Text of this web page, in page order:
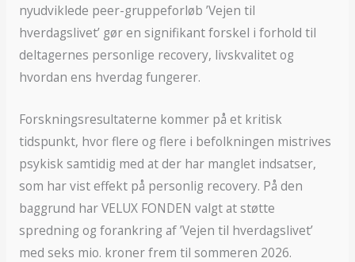
nyudviklede peer-gruppeforløb ’Vejen til
hverdagslivet’ gør en signifikant forskel i forhold til
deltagernes personlige recovery, livskvalitet og
hvordan ens hverdag fungerer.
Forskningsresultaterne kommer på et kritisk
tidspunkt, hvor flere og flere i befolkningen mistrives
psykisk samtidig med at der har manglet indsatser,
som har vist effekt på personlig recovery. På den
baggrund har VELUX FONDEN valgt at støtte
spredning og forankring af ’Vejen til hverdagslivet’
med seks mio. kroner frem til sommeren 2026.